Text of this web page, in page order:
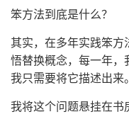
笨方法到底是什么？
其实，在多年实践笨方
悟替换概念，每一年，
我只需要将它描述出来。
我将这个问题悬挂在书